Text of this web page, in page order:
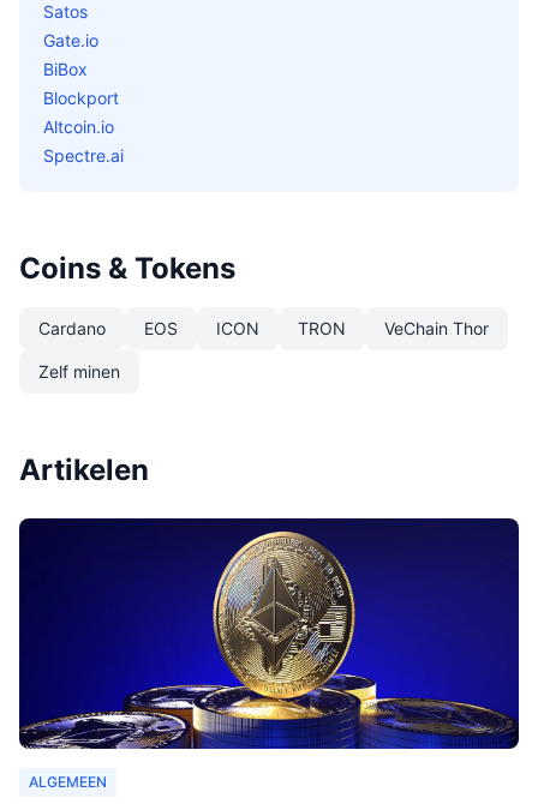
Satos
Gate.io
BiBox
Blockport
Altcoin.io
Spectre.ai
Coins & Tokens
Cardano EOS ICON TRON VeChain Thor
Zelf minen
Artikelen
ALGEMEEN